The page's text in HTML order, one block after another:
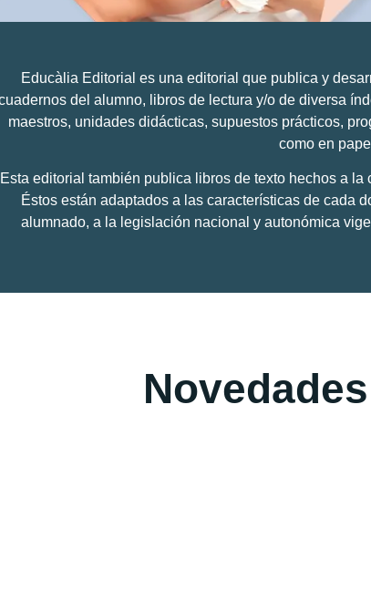
Educàlia Editorial es una editorial que publica y
del alumno, libros de lectura y/o de diversa
maestros, unidades didácticas, supuestos prácticos,
como en
Esta editorial también publica libros de texto hechos a
Éstos están adaptados a las características de cada
alumnado, a la legislación nacional y autonómica
Novedades